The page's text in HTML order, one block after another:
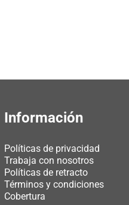
Información
Políticas de privacidad
Trabaja con nosotros
Políticas de retracto
Términos y condiciones
Cobertura